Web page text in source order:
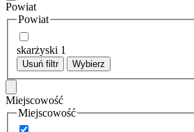
Powiat
Powiat
skarżyski 1
Usuń filtr Wybierz
Miejscowość
Miejscowość